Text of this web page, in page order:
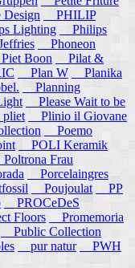
PHILIP
Lighting
Philips
Phoneon
Boon
Pilat &
Plan W
Planika
Planning
Please Wait to be
Plinio il Giovane
Poemo
POLI Keramik
Frau
Porcelaingres
Poujoulat
PP
PROCeDeS
Floors
Promemoria
Public Collection
pur natur
PWH